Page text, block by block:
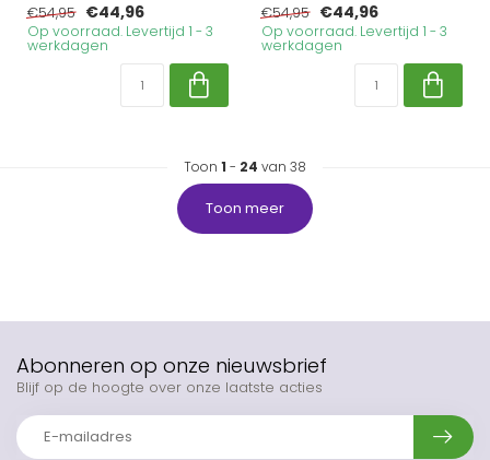
€54,95 €44,96
Op voorraad. Levertijd 1 - 3
werkdagen
€54,95 €44,96
Op voorraad. Levertijd 1 - 3
werkdagen
Toon 1 - 24 van 38
Toon meer
Abonneren op onze nieuwsbrief
Blijf op de hoogte over onze laatste acties